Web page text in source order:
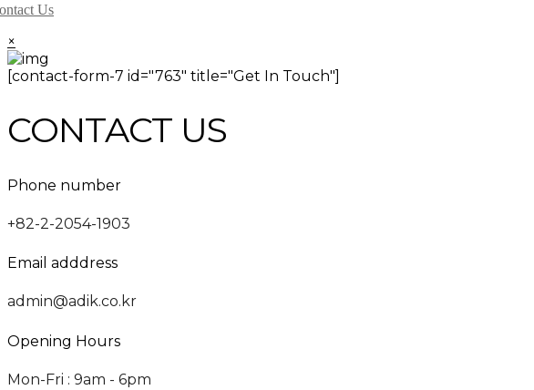
Us
×
[contact-form-7 id="763" title="Get In Touch"]
CONTACT US
Phone number
+82-2-2054-1903
Email adddress
admin@adik.co.kr
Opening Hours
Mon-Fri : 9am - 6pm